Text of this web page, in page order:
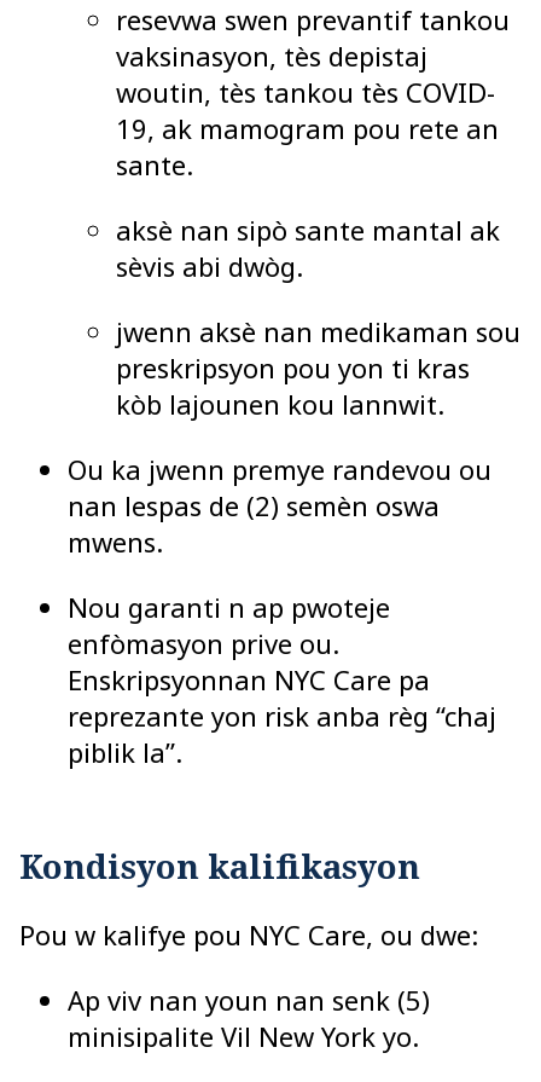
resevwa swen prevantif tankou
vaksinasyon, tès depistaj
woutin, tès tankou tès COVID-
19, ak mamogram pou rete an
sante.
aksè nan sipò sante mantal ak
sèvis abi dwòg.
jwenn aksè nan medikaman sou
preskripsyon pou yon ti kras
kòb lajounen kou lannwit.
Ou ka jwenn premye randevou ou
nan lespas de (2) semèn oswa
mwens.
Nou garanti n ap pwoteje
enfòmasyon prive ou.
Enskripsyonnan NYC Care pa
reprezante yon risk anba règ “chaj
piblik la”.
Kondisyon kalifikasyon
Pou w kalifye pou NYC Care, ou dwe:
Ap viv nan youn nan senk (5)
minisipalite Vil New York yo.